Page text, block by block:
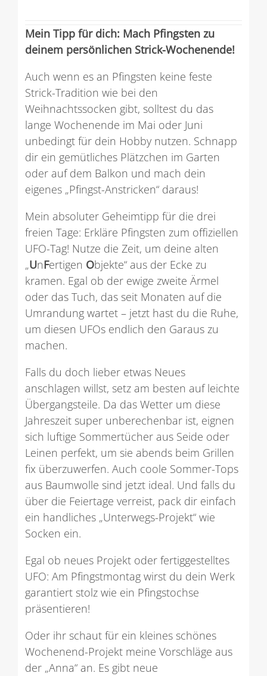
Mein Tipp für dich: Mach Pfingsten zu
deinem persönlichen Strick-Wochenende!
Auch wenn es an Pfingsten keine feste
Strick-Tradition wie bei den
Weihnachtssocken gibt, solltest du das
lange Wochenende im Mai oder Juni
unbedingt für dein Hobby nutzen. Schnapp
dir ein gemütliches Plätzchen im Garten
oder auf dem Balkon und mach dein
eigenes „Pfingst-Anstricken“ daraus!
Mein absoluter Geheimtipp für die drei
freien Tage: Erkläre Pfingsten zum offiziellen
UFO-Tag! Nutze die Zeit, um deine alten
„UnFertigen Objekte“ aus der Ecke zu
kramen. Egal ob der ewige zweite Ärmel
oder das Tuch, das seit Monaten auf die
Umrandung wartet – jetzt hast du die Ruhe,
um diesen UFOs endlich den Garaus zu
machen.
Falls du doch lieber etwas Neues
anschlagen willst, setz am besten auf leichte
Übergangsteile. Da das Wetter um diese
Jahreszeit super unberechenbar ist, eignen
sich luftige Sommertücher aus Seide oder
Leinen perfekt, um sie abends beim Grillen
fix überzuwerfen. Auch coole Sommer-Tops
aus Baumwolle sind jetzt ideal. Und falls du
über die Feiertage verreist, pack dir einfach
ein handliches „Unterwegs-Projekt“ wie
Socken ein.
Egal ob neues Projekt oder fertiggestelltes
UFO: Am Pfingstmontag wirst du dein Werk
garantiert stolz wie ein Pfingstochse
präsentieren!
Oder ihr schaut für ein kleines schönes
Wochenend-Projekt meine Vorschläge aus
der „Anna“ an. Es gibt neue